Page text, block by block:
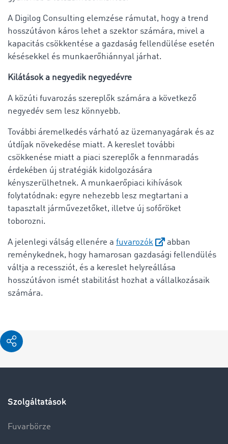
A Digilog Consulting elemzése rámutat, hogy a trend
hosszútávon káros lehet a szektor számára, mivel a
kapacitás csökkentése a gazdaság fellendülése esetén
késésekkel és munkaerőhiánnyal járhat.
Kilátások a negyedik negyedévre
A közúti fuvarozás szereplők számára a következő
negyedév sem lesz könnyebb.
További áremelkedés várható az üzemanyagárak és az
útdíjak növekedése miatt. A kereslet további
csökkenése miatt a piaci szereplők a fennmaradás
érdekében új stratégiák kidolgozására
kényszerülhetnek. A munkaerőpiaci kihívások
folytatódnak: egyre nehezebb lesz megtartani a
tapasztalt járművezetőket, illetve új sofőröket
toborozni.
A jelenlegi válság ellenére a fuvarozók
abban
reménykednek, hogy hamarosan gazdasági fellendülés
váltja a recessziót, és a kereslet helyreállása
hosszútávon ismét stabilitást hozhat a vállalkozásaik
számára.
Szolgáltatások
Fuvarbörze